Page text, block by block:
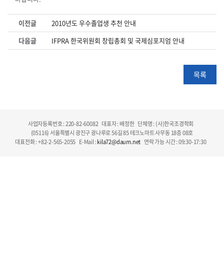
이전글
2010년도 우수졸업생 추천 안내
다음글
IFPRA 한국위원회 창립총회 및 국제심포지엄 안내
목록
사업자등록번호 : 220-82-60082 대표자 : 배정한 단체명 : (사)한국조경학회
(05116) 서울특별시 광진구 광나루로 56길 85 테크노마트 사무동 18층 08호
대표전화 : +82-2-565-2055 E-Mail :kila72@daum.net 연락 가능 시간 : 09:30-17:30